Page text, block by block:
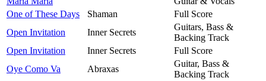
One of These Days
Shaman
Full Score
Open Invitation
Inner Secrets
Guitars, Bass &
Backing Track
Open Invitation
Inner Secrets
Full Score
Oye Como Va
Abraxas
Guitar, Bass &
Backing Track